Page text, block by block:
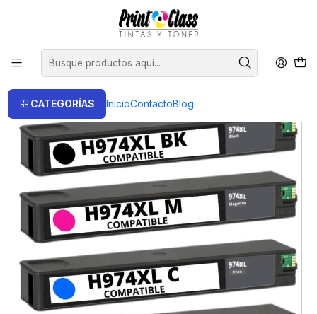
CATEGORÍAS InicioContactoBlog
📦 Envío Gratis compras sobre $120.000
Cartuchos Cartuchos Alternativos
974XL Pack 4 colores compatible hp Negro 225 ml, cada color de